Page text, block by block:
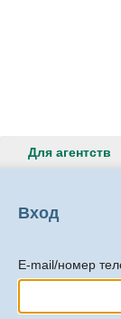
Для агентств
Вход
E-mail/номер